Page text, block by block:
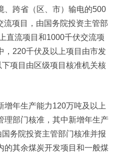
、跨省（区、市）输电的500
项目，由国务院投资主管部
直流项目和1000千伏交流项
，220千伏及以上项目由市发
项目由区级项目核准机关核
年生产能力120万吨及以上
理部门核准，其中新增年生产
务院投资主管部门核准并报
的其余煤炭开发项目和一般煤